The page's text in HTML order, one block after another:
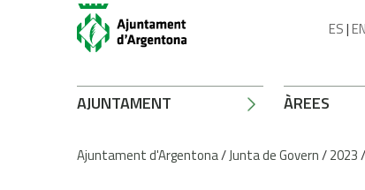
ES|EN
AJUNTAMENT ÀREES
Ajuntament d'Argentona/Junta de Govern/2023/